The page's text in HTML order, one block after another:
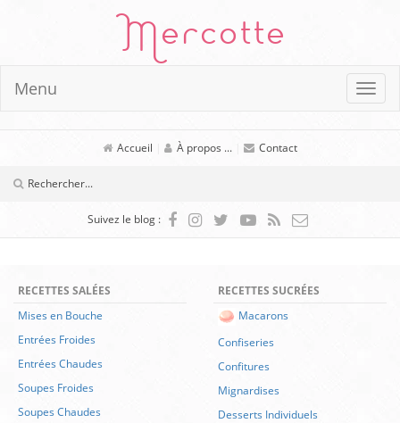
Mercotte
Menu
Accueil À propos ... Contact
Suivez le blog :
RECETTES SALÉES
Mises en Bouche
Entrées Froides
Entrées Chaudes
Soupes Froides
Soupes Chaudes
RECETTES SUCRÉES
Macarons
Confiseries
Confitures
Mignardises
Desserts Individuels